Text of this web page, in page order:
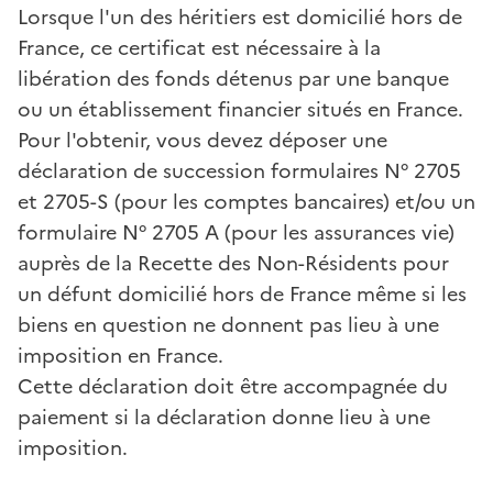
Lorsque l'un des héritiers est domicilié hors de
France, ce certificat est nécessaire à la
libération des fonds détenus par une banque
ou un établissement financier situés en France.
Pour l'obtenir, vous devez déposer une
déclaration de succession formulaires N° 2705
et 2705-S (pour les comptes bancaires) et/ou un
formulaire N° 2705 A (pour les assurances vie)
auprès de la Recette des Non-Résidents pour
un défunt domicilié hors de France même si les
biens en question ne donnent pas lieu à une
imposition en France.
Cette déclaration doit être accompagnée du
paiement si la déclaration donne lieu à une
imposition.